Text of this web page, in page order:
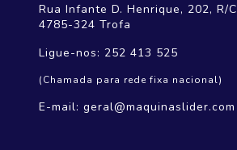
Rua Infante D. Henrique, 202, R/C
4785-324 Trofa
Ligue-nos: 252 413 525
(Chamada para rede fixa nacional)
E-mail: geral@maquinaslider.com